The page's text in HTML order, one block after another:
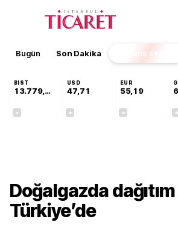
Bugün Son Dakika Finans EKSTRA
BIST
13.779,39
USD
47,71
EUR
55,19
Doğalgazda
Türkiye’de